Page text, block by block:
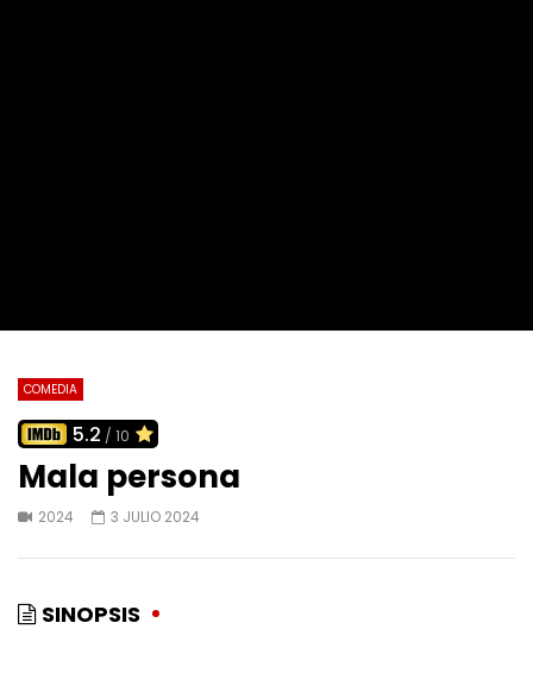
COMEDIA
5.2 / 10
Mala persona
2024 3 JULIO 2024
SINOPSIS